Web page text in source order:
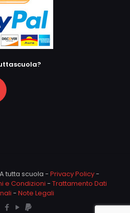
tutta scuola - Privacy Policy-
e Condizioni - Trattamento Dati
- Note Legali